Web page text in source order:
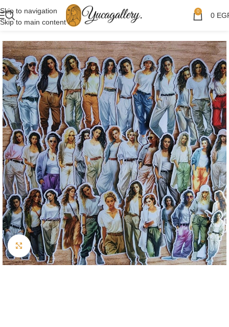
Skip to navigation
Skip to main content
0 0
Click to enlarge